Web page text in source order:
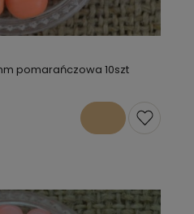
pomarańczowa 10szt